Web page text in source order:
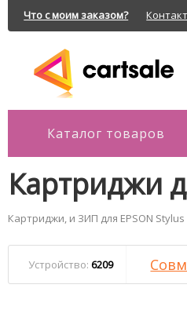
Что с моим заказом?
Каталог товаров
Картриджи
Картриджи, и ЗИП для EPSON Stylus
Устройство: 6209